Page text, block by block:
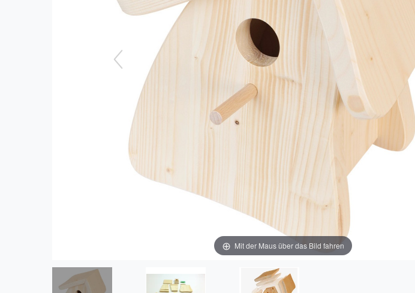
Mit der Maus über das Bild fahren